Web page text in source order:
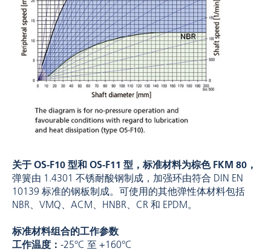
关于 OS-F10 型和 OS-F11 型，标准材料为棕色 FKM 80，
弹簧由 1.4301 不锈耐酸钢制成，加强环由符合 DIN EN
10139 标准的钢板制成。可使用的其他弹性体材料包括
NBR、VMQ、ACM、HNBR、CR 和 EPDM。
标准材料组合的工作参数
工作温度： -25°C 至 +160°C